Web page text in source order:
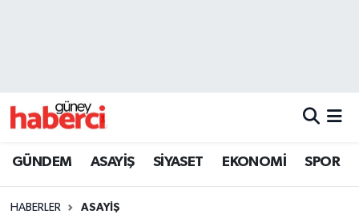
GÜNDEM ASAYİŞ SİYASET EKONOMİ SPOR
HABERLER ASAYİŞ
Beyoğlu Trafik Yoğunluk Haritası